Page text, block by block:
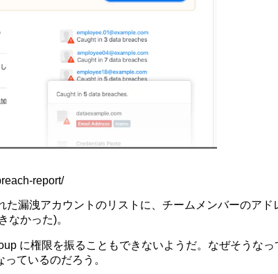
report/
た漏洩アカウントのリストに、チームメンバーのア
なかった)。
に権限を振ることもできないようだ。なぜそうな
ているのだろう。